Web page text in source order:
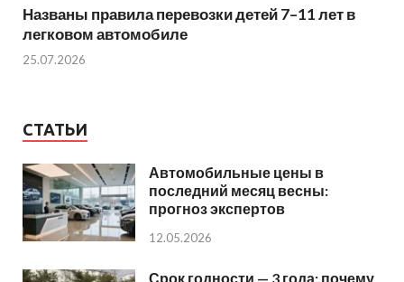
Названы правила перевозки детей 7–11 лет в
легковом автомобиле
25.07.2026
СТАТЬИ
Автомобильные цены в
последний месяц весны:
прогноз экспертов
12.05.2026
Срок годности — 3 года: почему